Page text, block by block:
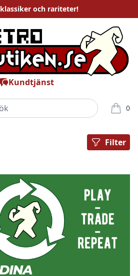
klassiker och rariteter!
Kundtjänst
0
varor i
Filter